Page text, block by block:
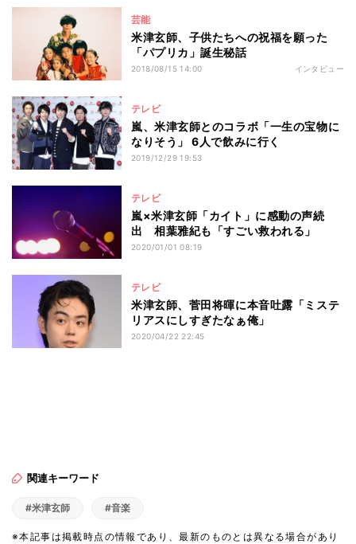
芸能
米津玄師、子供たちへの祝福を願った
「パプリカ」誕生秘話
2018/08/15 14:00 インタビュー
テレビ
嵐、米津玄師とのコラボ「一生の宝物に
なりそう」 6人で飲みに行く
2019/12/29 19:53
テレビ
嵐×米津玄師「カイト」に感動の声続
出 相葉雅紀も「すごい救われる」
2020/01/01 08:19
テレビ
米津玄師、菅田将暉に本音吐露「ミステ
リアスにしすぎたなぁ俺」
2020/04/22 22:45
関連キーワード
#米津玄師 #音楽
※本記事は掲載時点の情報であり、最新のものとは異なる場合があり